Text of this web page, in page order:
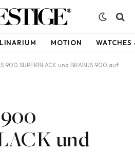
MOTION WATCHES
und BRABUS 900 auf Basis Bentley Continental GT Speed und GTC Speed
und